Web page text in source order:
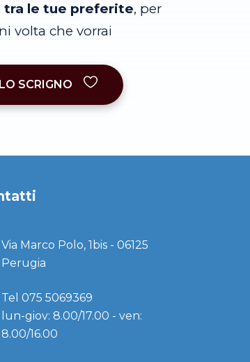
tra le tue preferite, per
volta che vorrai
SCRIGNO
Via Marco Polo, 1bis - 06125
Perugia
Tel 075 5069369
lun-giov: 8.00/17.00 - ven:
8.00/16.00